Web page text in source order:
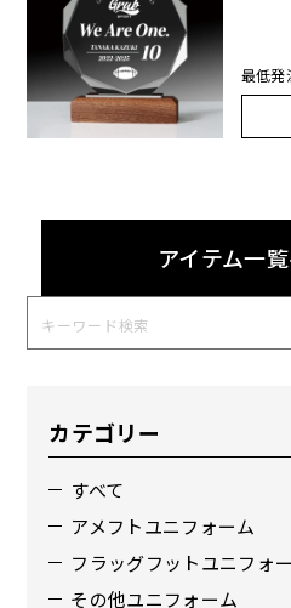
最低発
アイテム一
カテゴリー
すべて
アメフトユニフォーム
フラッグフットユニフォ
その他ユニフォーム